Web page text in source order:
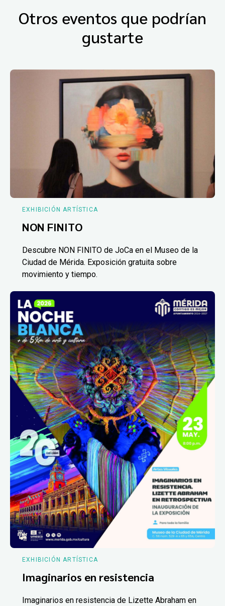
Otros eventos que podrían
gustarte
EXHIBICIÓN ARTÍSTICA
NON FINITO
Descubre NON FINITO de JoCa en el Museo de la
Ciudad de Mérida. Exposición gratuita sobre
movimiento y tiempo.
EXHIBICIÓN ARTÍSTICA
Imaginarios en resistencia
Imaginarios en resistencia de Lizette Abraham en